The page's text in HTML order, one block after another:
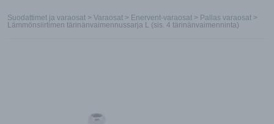
Suodattimet ja varaosat > Varaosat > Enervent-varaosat > Pallas varaosat >
Lämmönsiirtimen tärinänvaimennussarja L (sis. 4 tärinänvaimenninta)